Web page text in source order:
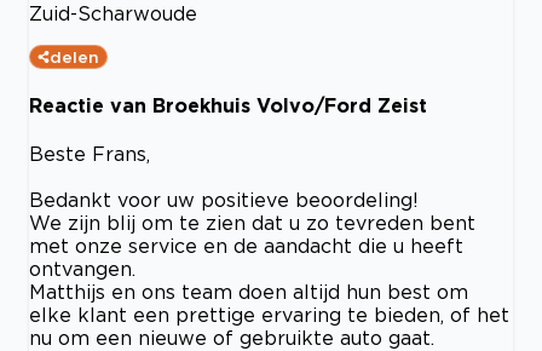
Zuid-Scharwoude
delen
Reactie van Broekhuis Volvo/Ford Zeist
Beste Frans,
Bedankt voor uw positieve beoordeling!
We zijn blij om te zien dat u zo tevreden bent
met onze service en de aandacht die u heeft
ontvangen.
Matthijs en ons team doen altijd hun best om
elke klant een prettige ervaring te bieden, of het
nu om een nieuwe of gebruikte auto gaat.